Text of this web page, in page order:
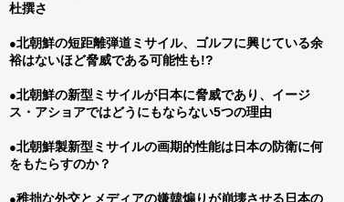
杜撰さ
●北朝鮮の短距離弾道ミサイル、ゴルフに興じている余
裕はないほど脅威である可能性も!?
●北朝鮮の新型ミサイルが日本に脅威であり、イージ
ス・アショアではどうにもならない5つの理由
●北朝鮮製新型ミサイルの画期的性能は日本の防衛に何
をもたらすのか？
●稚拙な外交とメディアの嫌韓煽りが崩壊させる日本の